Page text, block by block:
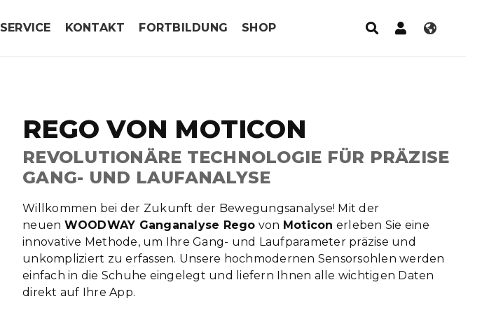
SERVICE KONTAKT FORTBILDUNG SHOP
REGO VON MOTICON
REVOLUTIONÄRE TECHNOLOGIE FÜR PRÄZISE
GANG- UND LAUFANALYSE
Willkommen bei der Zukunft der Bewegungsanalyse! Mit der
neuen WOODWAY Ganganalyse Rego von Moticon erleben Sie eine
innovative Methode, um Ihre Gang- und Laufparameter präzise und
unkompliziert zu erfassen. Unsere hochmodernen Sensorsohlen werden
einfach in die Schuhe eingelegt und liefern Ihnen alle wichtigen Daten
direkt auf Ihre App.